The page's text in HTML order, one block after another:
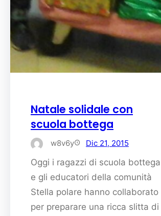
Natale solidale con
scuola bottega
w8v6y Dic 21, 2015
Oggi i ragazzi di scuola bottega
e gli educatori della comunità
Stella polare hanno collaborato
per preparare una ricca slitta di